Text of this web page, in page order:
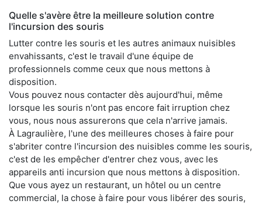
Quelle s'avère être la meilleure solution contre
l'incursion des souris
Lutter contre les souris et les autres animaux nuisibles
envahissants, c'est le travail d'une équipe de
professionnels comme ceux que nous mettons à
disposition.
Vous pouvez nous contacter dès aujourd'hui, même
lorsque les souris n'ont pas encore fait irruption chez
vous, nous nous assurerons que cela n'arrive jamais.
À Lagraulière, l'une des meilleures choses à faire pour
s'abriter contre l'incursion des nuisibles comme les souris,
c'est de les empêcher d'entrer chez vous, avec les
appareils anti incursion que nous mettons à disposition.
Que vous ayez un restaurant, un hôtel ou un centre
commercial, la chose à faire pour vous libérer des souris,